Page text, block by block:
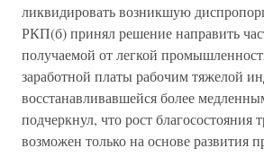
ликвидировать возникшую
РКП(б) принял решение направить
получаемой от легкой
заработной платы рабочим тяжелой
восстанавливавшейся более
подчеркнул, что рост благосостояния
возможен только на основе развития